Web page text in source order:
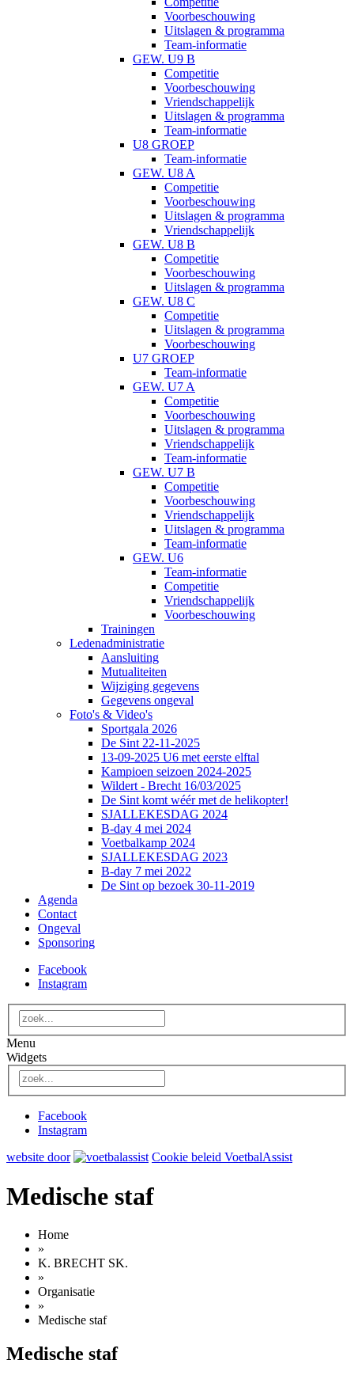
Voorbeschouwing
Uitslagen & programma
Team-informatie
GEW. U9 B
Competitie
Voorbeschouwing
Vriendschappelijk
Uitslagen & programma
Team-informatie
U8 GROEP
Team-informatie
GEW. U8 A
Competitie
Voorbeschouwing
Uitslagen & programma
Vriendschappelijk
GEW. U8 B
Competitie
Voorbeschouwing
Uitslagen & programma
GEW. U8 C
Competitie
Uitslagen & programma
Voorbeschouwing
U7 GROEP
Team-informatie
GEW. U7 A
Competitie
Voorbeschouwing
Uitslagen & programma
Vriendschappelijk
Team-informatie
GEW. U7 B
Competitie
Voorbeschouwing
Vriendschappelijk
Uitslagen & programma
Team-informatie
GEW. U6
Team-informatie
Competitie
Vriendschappelijk
Voorbeschouwing
Trainingen
Ledenadministratie
Aansluiting
Mutualiteiten
Wijziging gegevens
Gegevens ongeval
Foto's & Video's
Sportgala 2026
De Sint 22-11-2025
13-09-2025 U6 met eerste elftal
Kampioen seizoen 2024-2025
Wildert - Brecht 16/03/2025
De Sint komt wéér met de helikopter!
SJALLEKESDAG 2024
B-day 4 mei 2024
Voetbalkamp 2024
SJALLEKESDAG 2023
B-day 7 mei 2022
De Sint op bezoek 30-11-2019
Agenda
Contact
Ongeval
Sponsoring
Facebook
Instagram
Menu
Widgets
Facebook
Instagram
website door
Cookie beleid VoetbalAssist
Medische staf
Home
»
K. BRECHT SK.
»
Organisatie
»
Medische staf
Medische staf